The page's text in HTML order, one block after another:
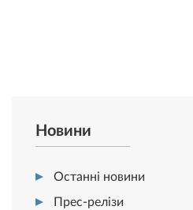
Новини
Останні новини
Прес-релізи